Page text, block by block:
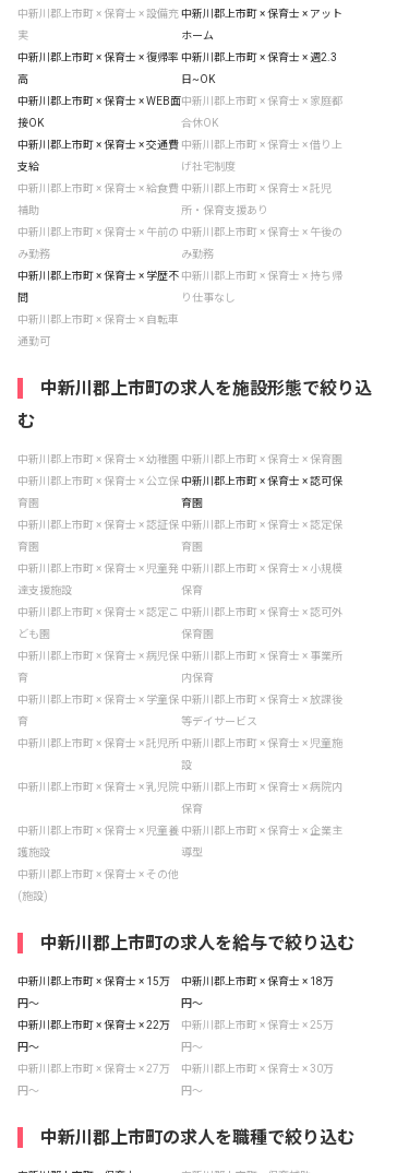
中新川郡上市町 × 保育士 × 設備充
実
中新川郡上市町 × 保育士 × アット
ホーム
中新川郡上市町 × 保育士 × 復帰率
高
中新川郡上市町 × 保育士 × 週2.3
日~OK
中新川郡上市町 × 保育士 × WEB面
接OK
中新川郡上市町 × 保育士 × 家庭都
合休OK
中新川郡上市町 × 保育士 × 交通費
支給
中新川郡上市町 × 保育士 × 借り上
げ社宅制度
中新川郡上市町 × 保育士 × 給食費
補助
中新川郡上市町 × 保育士 × 託児
所・保育支援あり
中新川郡上市町 × 保育士 × 午前の
み勤務
中新川郡上市町 × 保育士 × 午後の
み勤務
中新川郡上市町 × 保育士 × 学歴不
問
中新川郡上市町 × 保育士 × 持ち帰
り仕事なし
中新川郡上市町 × 保育士 × 自転車
通勤可
中新川郡上市町の求人を施設形態で絞り込
む
中新川郡上市町 × 保育士 × 幼稚園 中新川郡上市町 × 保育士 × 保育園
中新川郡上市町 × 保育士 × 公立保
育園
中新川郡上市町 × 保育士 × 認可保
育園
中新川郡上市町 × 保育士 × 認証保
育園
中新川郡上市町 × 保育士 × 認定保
育園
中新川郡上市町 × 保育士 × 児童発
達支援施設
中新川郡上市町 × 保育士 × 小規模
保育
中新川郡上市町 × 保育士 × 認定こ
ども園
中新川郡上市町 × 保育士 × 認可外
保育園
中新川郡上市町 × 保育士 × 病児保
育
中新川郡上市町 × 保育士 × 事業所
内保育
中新川郡上市町 × 保育士 × 学童保
育
中新川郡上市町 × 保育士 × 放課後
等デイサービス
中新川郡上市町 × 保育士 × 託児所 中新川郡上市町 × 保育士 × 児童施
設
中新川郡上市町 × 保育士 × 乳児院 中新川郡上市町 × 保育士 × 病院内
保育
中新川郡上市町 × 保育士 × 児童養
護施設
中新川郡上市町 × 保育士 × 企業主
導型
中新川郡上市町 × 保育士 × その他
(施設)
中新川郡上市町の求人を給与で絞り込む
中新川郡上市町 × 保育士 × 15万
円〜
中新川郡上市町 × 保育士 × 18万
円〜
中新川郡上市町 × 保育士 × 22万
円〜
中新川郡上市町 × 保育士 × 25万
円〜
中新川郡上市町 × 保育士 × 27万
円〜
中新川郡上市町 × 保育士 × 30万
円〜
中新川郡上市町の求人を職種で絞り込む